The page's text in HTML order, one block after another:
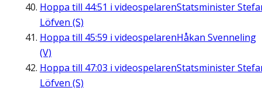
Hoppa till 44:51 i videospelarenStatsminister
Löfven (S)
Hoppa till 45:59 i videospelarenHåkan Svenneling
(V)
Hoppa till 47:03 i videospelarenStatsminister
Löfven (S)